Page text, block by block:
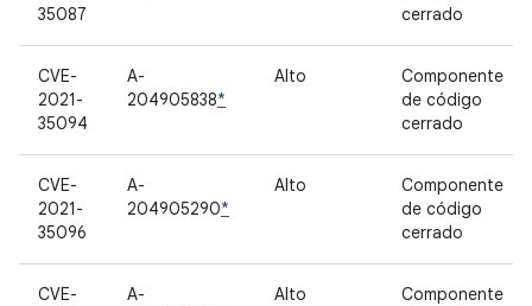
35087
cerrado
CVE-
2021-
35094
A-
204905838*
Alto
Componente
de código
cerrado
CVE-
2021-
35096
A-
204905290*
Alto
Componente
de código
cerrado
CVE-
A-
Alto
Componente